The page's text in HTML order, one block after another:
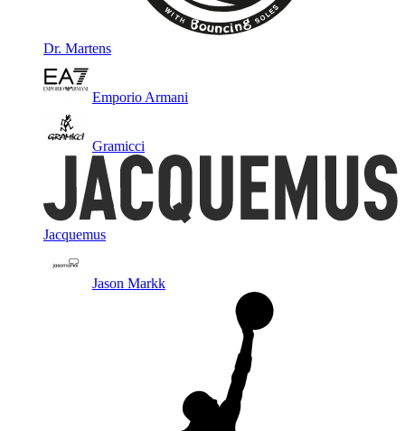
Dr. Martens
Emporio Armani
Gramicci
Jacquemus
Jason Markk